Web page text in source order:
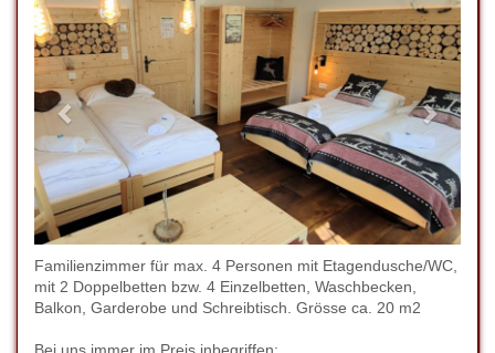
Familienzimmer für max. 4 Personen mit Etagendusche/WC,
mit 2 Doppelbetten bzw. 4 Einzelbetten, Waschbecken,
Balkon, Garderobe und Schreibtisch. Grösse ca. 20 m2